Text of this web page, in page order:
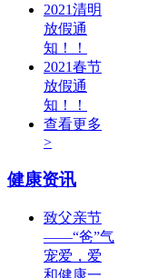
2021清明
放假通
知！！
2021春节
放假通
知！！
查看更多
>
健康资讯
致父亲节
——“爸”气
宠爱，爱
和健康一